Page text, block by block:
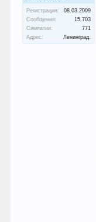
Регистрация:
08.03.2009
Сообщения:
15.703
Симпатии:
771
Адрес:
Ленинград.